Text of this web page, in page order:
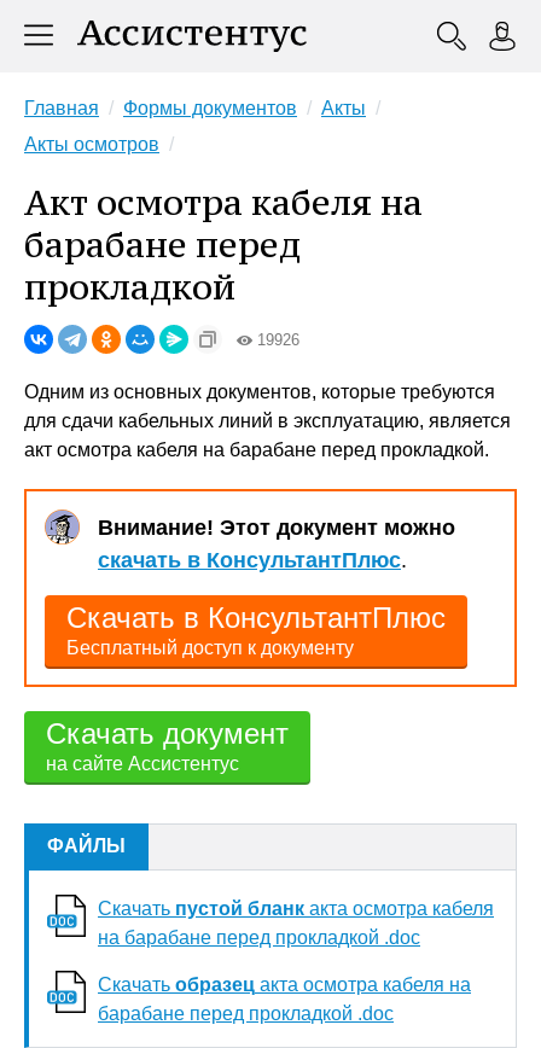
Главная Формы документов
Акты
Акты осмотров
Акт осмотра кабеля на
барабане перед
прокладкой
19926
Одним из основных документов, которые требуются
для сдачи кабельных линий в эксплуатацию, является
акт осмотра кабеля на барабане перед прокладкой.
Внимание! Этот документ можно
скачать в КонсультантПлюс.
Скачать в КонсультантПлюс
Бесплатный доступ к документу
Скачать документ
на сайте Ассистентус
ФАЙЛЫ
Скачать пустой бланк акта осмотра кабеля
на барабане перед прокладкой .doc
Скачать образец акта осмотра кабеля на
барабане перед прокладкой .doc